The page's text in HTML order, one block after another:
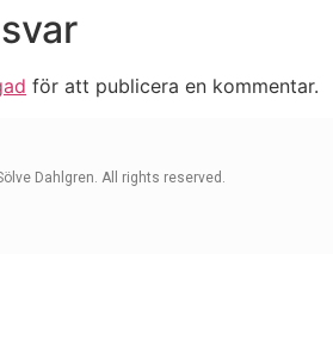
för att publicera en kommentar.
Dahlgren. All rights reserved.